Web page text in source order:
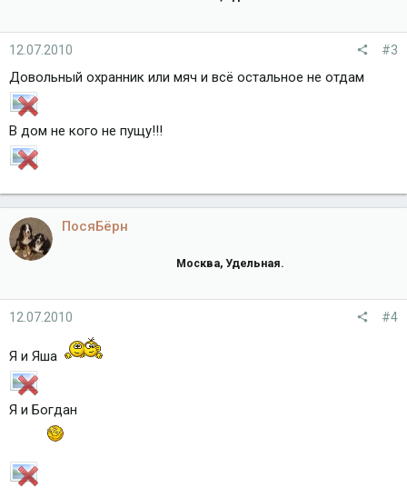
12.07.2010 #3
Довольный охранник или мяч и всё остальное не отдам
В дом не кого не пущу!!!
ПосяБёрн
Москва, Удельная.
12.07.2010 #4
Я и Яша
Я и Богдан